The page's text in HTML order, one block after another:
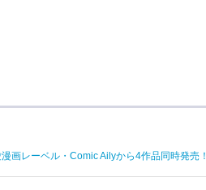
画レーベル・Comic Ailyから4作品同時発売！